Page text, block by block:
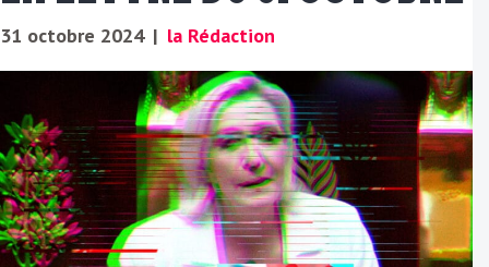
31 octobre 2024 | la Rédaction